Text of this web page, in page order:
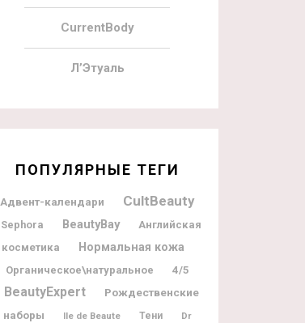
CurrentBody
Л’Этуаль
ПОПУЛЯРНЫЕ ТЕГИ
Адвент-календари CultBeauty
Sephora BeautyBay
Английская
косметика
Нормальная кожа
Органическое\натуральное 4/5
BeautyExpert
Рождественские
наборы
Ile de Beaute Тени
Dr